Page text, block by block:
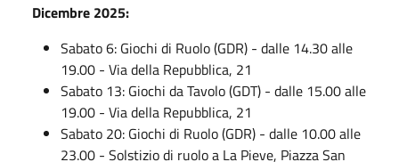
Dicembre 2025:
Sabato 6: Giochi di Ruolo (GDR) - dalle 14.30 alle
19.00 - Via della Repubblica, 21
Sabato 13: Giochi da Tavolo (GDT) - dalle 15.00 alle
19.00 - Via della Repubblica, 21
Sabato 20: Giochi di Ruolo (GDR) - dalle 10.00 alle
23.00 - Solstizio di ruolo a La Pieve, Piazza San